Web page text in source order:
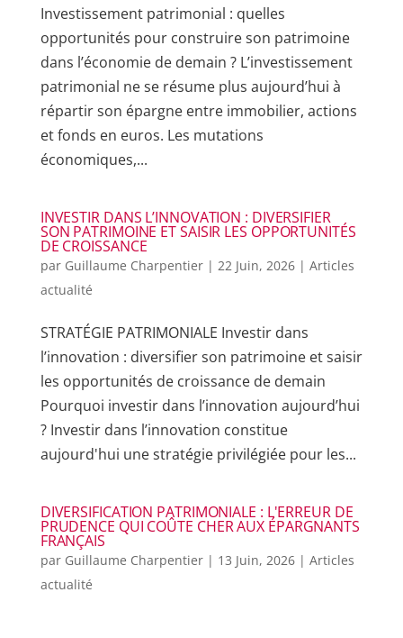
Investissement patrimonial : quelles
opportunités pour construire son patrimoine
dans l’économie de demain ? L’investissement
patrimonial ne se résume plus aujourd’hui à
répartir son épargne entre immobilier, actions
et fonds en euros. Les mutations
économiques,...
INVESTIR DANS L’INNOVATION : DIVERSIFIER
SON PATRIMOINE ET SAISIR LES OPPORTUNITÉS
DE CROISSANCE
par Guillaume Charpentier| 22 Juin, 2026| Articles
actualité
STRATÉGIE PATRIMONIALE Investir dans
l’innovation : diversifier son patrimoine et saisir
les opportunités de croissance de demain
Pourquoi investir dans l’innovation aujourd’hui
? Investir dans l’innovation constitue
aujourd'hui une stratégie privilégiée pour les...
DIVERSIFICATION PATRIMONIALE : L'ERREUR DE
PRUDENCE QUI COÛTE CHER AUX ÉPARGNANTS
FRANÇAIS
par Guillaume Charpentier| 13 Juin, 2026| Articles
actualité